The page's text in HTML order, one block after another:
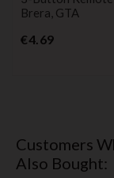
Brera, GTA
€4.69Price
Customers
Also Bought: